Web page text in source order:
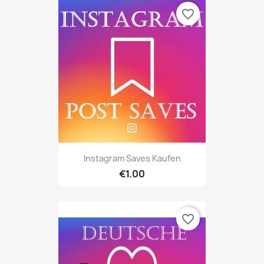
Instagram Saves Kaufen
€1.00
favorite_border
favorite_border